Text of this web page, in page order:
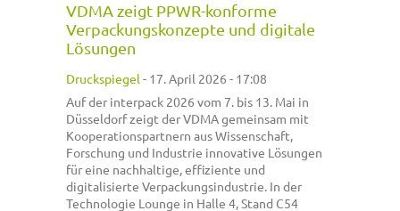
VDMA zeigt PPWR-konforme
Verpackungskonzepte und digitale
Lösungen
Druckspiegel - 17. April 2026 - 17:08
Auf der interpack 2026 vom 7. bis 13. Mai in
Düsseldorf zeigt der VDMA gemeinsam mit
Kooperationspartnern aus Wissenschaft,
Forschung und Industrie innovative Lösungen
für eine nachhaltige, effiziente und
digitalisierte Verpackungsindustrie. In der
Technologie Lounge in Halle 4, Stand C54